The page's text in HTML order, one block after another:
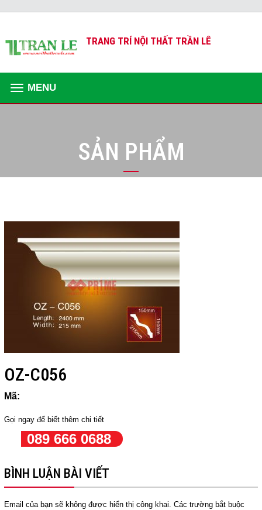
TRANG TRÍ NỘI THẤT TRẦN LÊ
MENU
SẢN PHẨM
OZ-C056
Mã:
Gọi ngay để biết thêm chi tiết
089 666 0688
BÌNH LUẬN BÀI VIẾT
Email của bạn sẽ không được hiển thị công khai. Các trường bắt buộc